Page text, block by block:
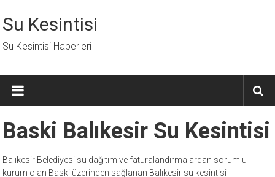
geç
Su Kesintisi
Su Kesintisi Haberleri
Baski Balıkesir Su Kesintisi
Balıkesir Belediyesi su dağıtım ve faturalandırmalardan sorumlu
kurum olan Baski üzerinden sağlanan Balıkesir su kesintisi